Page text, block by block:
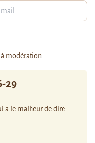
modération.
29
a le malheur de dire